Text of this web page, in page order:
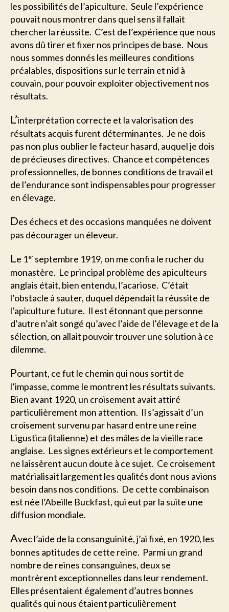
les possibilités de l’apiculture. Seule l’expérience
pouvait nous montrer dans quel sens il fallait
chercher la réussite. C’est de l’expérience que nous
avons dû tirer et fixer nos principes de base. Nous
nous sommes donnés les meilleures conditions
préalables, dispositions sur le terrain et nid à
couvain, pour pouvoir exploiter objectivement nos
résultats.
L’interprétation correcte et la valorisation des
résultats acquis furent déterminantes. Je ne dois
pas non plus oublier le facteur hasard, auquel je dois
de précieuses directives. Chance et compétences
professionnelles, de bonnes conditions de travail et
de l’endurance sont indispensables pour progresser
en élevage.
Des échecs et des occasions manquées ne doivent
pas décourager un éleveur.
Le 1er septembre 1919, on me confia le rucher du
monastère. Le principal problème des apiculteurs
anglais était, bien entendu, l’acariose. C’était
l’obstacle à sauter, duquel dépendait la réussite de
l’apiculture future. Il est étonnant que personne
d’autre n’ait songé qu’avec l’aide de l’élevage et de la
sélection, on allait pouvoir trouver une solution à ce
dilemme.
Pourtant, ce fut le chemin qui nous sortit de
l’impasse, comme le montrent les résultats suivants.
Bien avant 1920, un croisement avait attiré
particulièrement mon attention. Il s’agissait d’un
croisement survenu par hasard entre une reine
Ligustica (italienne) et des mâles de la vieille race
anglaise. Les signes extérieurs et le comportement
ne laissèrent aucun doute à ce sujet. Ce croisement
matérialisait largement les qualités dont nous avions
besoin dans nos conditions. De cette combinaison
est née l’Abeille Buckfast, qui eut par la suite une
diffusion mondiale.
Avec l’aide de la consanguinité, j’ai fixé, en 1920, les
bonnes aptitudes de cette reine. Parmi un grand
nombre de reines consanguines, deux se
montrèrent exceptionnelles dans leur rendement.
Elles présentaient également d’autres bonnes
qualités qui nous étaient particulièrement